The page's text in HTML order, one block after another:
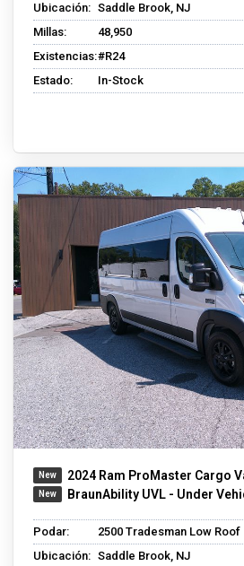
Ubicación: Saddle Brook, NJ
Millas:
48,950
Existencias:#R24
Estado:
In-Stock
2024 Ram ProMaster Cargo
BraunAbility UVL - Under
Podar:
2500 Tradesman Low Roof
Ubicación: Saddle Brook, NJ